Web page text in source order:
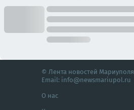
© Лента новостей Мариуполя
Email: info@newsmariupol.ru
О нас